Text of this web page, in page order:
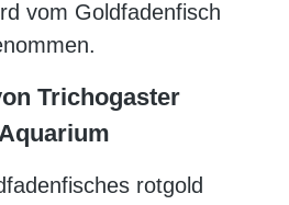
vom Goldfadenfisch
Trichogaster
rotgold